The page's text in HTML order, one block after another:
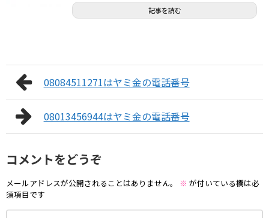
記事を読む
08084511271はヤミ金の電話番号
08013456944はヤミ金の電話番号
コメントをどうぞ
メールアドレスが公開されることはありません。 ※ が付いている欄は必
須項目です